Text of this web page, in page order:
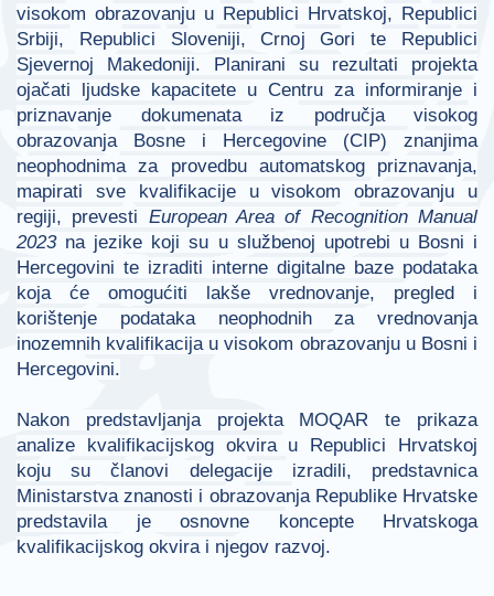
visokom obrazovanju u Republici Hrvatskoj, Republici
Srbiji, Republici Sloveniji, Crnoj Gori te Republici
Sjevernoj Makedoniji. Planirani su rezultati projekta
ojačati ljudske kapacitete u Centru za informiranje i
priznavanje dokumenata iz područja visokog
obrazovanja Bosne i Hercegovine (CIP) znanjima
neophodnima za provedbu automatskog priznavanja,
mapirati sve kvalifikacije u visokom obrazovanju u
regiji, prevesti European Area of Recognition Manual
2023na jezike koji su u službenoj upotrebi u Bosni i
Hercegovini te izraditi interne digitalne baze podataka
koja će omogućiti lakše vrednovanje, pregled i
korištenje podataka neophodnih za vrednovanja
inozemnih kvalifikacija u visokom obrazovanju u Bosni i
Hercegovini.
Nakon predstavljanja projekta MOQAR te prikaza
analize kvalifikacijskog okvira u Republici Hrvatskoj
koju su članovi delegacije izradili, predstavnica
Ministarstva znanosti i obrazovanja Republike Hrvatske
predstavila je osnovne koncepte Hrvatskoga
kvalifikacijskog okvira i njegov razvoj.